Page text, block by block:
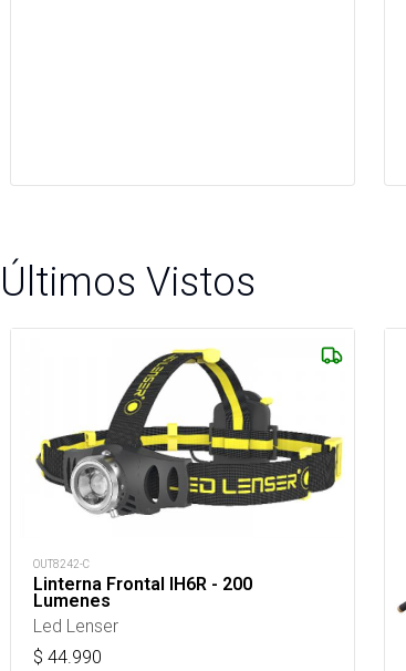
Últimos Vistos
OUT8242-C
Linterna Frontal IH6R - 200
Lumenes
Led Lenser
$ 44.990